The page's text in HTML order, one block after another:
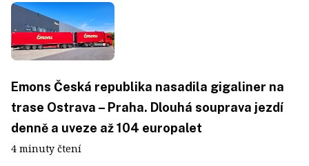
Emons Česká republika nasadila gigaliner na
trase Ostrava – Praha. Dlouhá souprava jezdí
denně a uveze až 104 europalet
4 minuty čtení